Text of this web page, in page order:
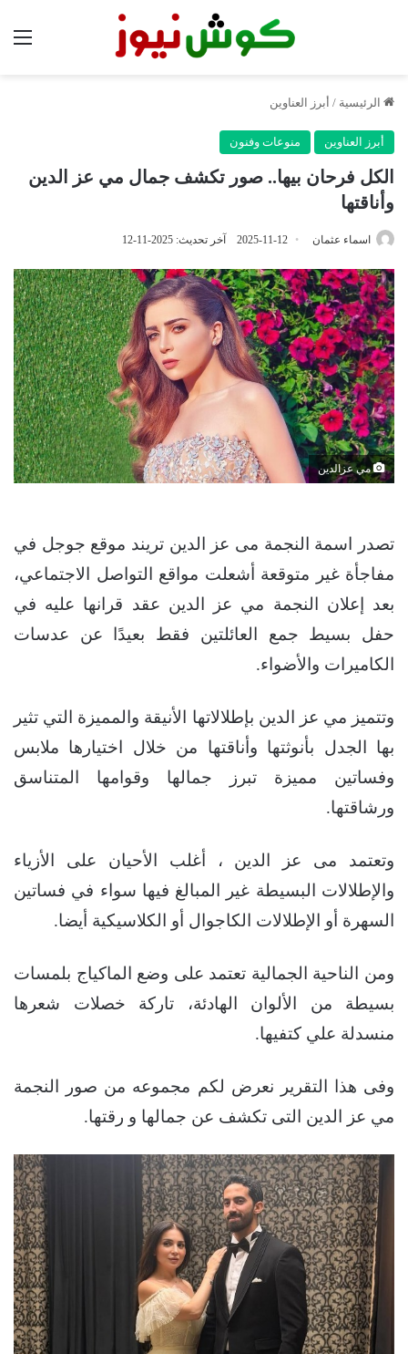
الرئيسية / أبرز العناوين
أبرز العناوين منوعات وفنون
الكل فرحان بيها.. صور تكشف جمال مي عز الدين
وأناقتها
اسماء عثمان 2025-11-12 آخر تحديث: 2025-11-12
مي عزالدين
تصدر اسمة النجمة مى عز الدين تريند موقع جوجل في
مفاجأة غير متوقعة أشعلت مواقع التواصل الاجتماعي،
بعد إعلان النجمة مي عز الدين عقد قرانها عليه في
حفل بسيط جمع العائلتين فقط بعيدًا عن عدسات
الكاميرات والأضواء.
وتتميز مي عز الدين بإطلالاتها الأنيقة والمميزة التي تثير
بها الجدل بأنوثتها وأناقتها من خلال اختيارها ملابس
وفساتين مميزة تبرز جمالها وقوامها المتناسق
ورشاقتها.
وتعتمد مى عز الدين ، أغلب الأحيان على الأزياء
والإطلالات البسيطة غير المبالغ فيها سواء في فساتين
السهرة أو الإطلالات الكاجوال أو الكلاسيكية أيضا.
ومن الناحية الجمالية تعتمد على وضع الماكياج بلمسات
بسيطة من الألوان الهادئة، تاركة خصلات شعرها
منسدلة علي كتفيها.
وفى هذا التقرير نعرض لكم مجموعه من صور النجمة
مي عز الدين التى تكشف عن جمالها و رقتها.